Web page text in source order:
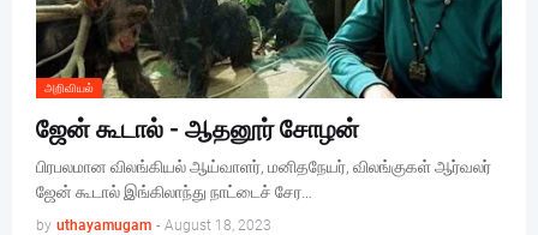
அறிவியல்
ஜேன் கூடால் - ஆதனூர் சோழன்
பிரபலமான விலங்கியல் ஆய்வாளர், மனிதநேயர், விலங்குகள் ஆர்வலர்
ஜேன் கூடால் இங்கிலாந்து நாட்டைச் சேர…
by uthayamugam - August 18, 2023